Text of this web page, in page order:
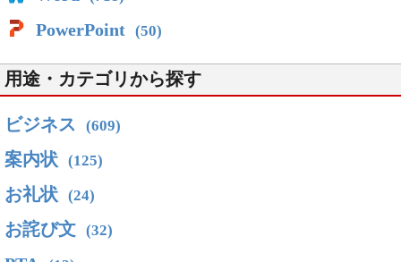
PowerPoint (50)
用途・カテゴリから探す
ビジネス (609)
案内状 (125)
お礼状 (24)
お詫び文 (32)